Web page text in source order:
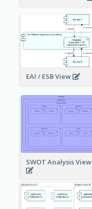
EAI / ESB View
SWOT Analysis View